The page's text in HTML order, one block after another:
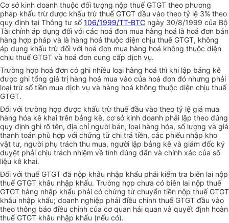
Cơ sở kinh doanh thuộc đối tượng nộp thuế GTGT theo phương
pháp khấu trừ được khấu trừ thuế GTGT đầu vào theo tỷ lệ 3% theo
quy định tại Thông tư số106/1999/TT-BTC ngày 30/8/1999 của Bộ
Tài chính áp dụng đối với các hoá đơn mua hàng hoá là hoá đơn bán
hàng hợp pháp và là hàng hoá thuộc diện chịu thuế GTGT, không
áp dụng khấu trừ đối với hoá đơn mua hàng hoá không thuộc diện
chịu thuế GTGT và hoá đơn cung cấp dịch vụ.
Trường hợp hoá đơn có ghi nhiều loại hàng hoá thì khi lập bảng kê
được ghi tổng giá trị hàng hoá mua vào của hoá đơn đó nhưng phải
loại trừ số tiền mua dịch vụ và hàng hoá không thuộc diện chịu thuế
GTGT.
Đối với trường hợp được khấu trừ thuế đầu vào theo tỷ lệ giá mua
hàng hóa kê khai trên bảng kê, cơ sở kinh doanh phải lập theo đúng
quy định ghi rõ tên, địa chỉ người bán, loại hàng hóa, số lượng và giá
thanh toán phù hợp với chứng từ chi trả tiền, các phiếu nhập kho
vật tư, người phụ trách thu mua, người lập bảng kê và giám đốc ký
duyệt phải chịu trách nhiệm về tính đúng đắn và chính xác của số
liệu kê khai.
Đối với thuế GTGT đã nộp khâu nhập khẩu phải kiểm tra biên lai nộp
thuế GTGT khâu nhập khẩu. Trường hợp chưa có biên lai nộp thuế
GTGT hàng nhập khẩu phải có chứng từ chuyển tiền nộp thuế GTGT
khâu nhập khẩu; doanh nghiệp phải điều chỉnh thuế GTGT đầu vào
theo thông báo điều chỉnh của cơ quan hải quan và quyết định hoàn
thuế GTGT khâu nhập khẩu (nếu có).